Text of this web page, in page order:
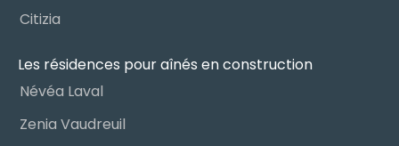
Citizia
Les résidences pour aînés en construction
Névéa Laval
Zenia Vaudreuil